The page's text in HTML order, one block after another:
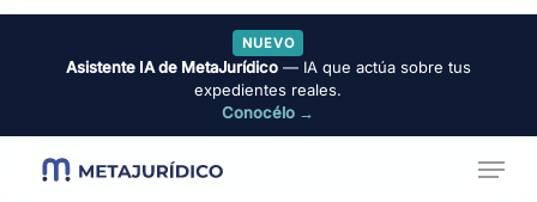
Skip
NUEVO
Asistente IA de MetaJurídico— IA que actúa sobre tus
expedientes reales.
Conocélo →
Menu